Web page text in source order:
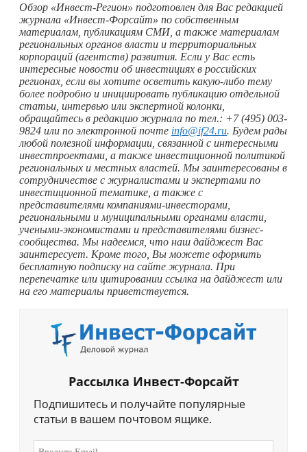
Обзор «Инвест-Регион» подготовлен для Вас редакцией
журнала «Инвест-Форсайт» по собственным
материалам, публикациям СМИ, а также материалам
региональных органов власти и территориальных
корпораций (агентств) развития. Если у Вас есть
интересные новости об инвестициях в российских
регионах, если вы хотите осветить какую-либо тему
более подробно и инициировать публикацию отдельной
статьи, интервью или экспертной колонки,
обращайтесь в редакцию журнала по тел.: +7 (495) 003-
9824 или по электронной почте info@if24.ru. Будем рады
любой полезной информации, связанной с интересными
инвестпроектами, а также инвестиционной политикой
региональных и местных властей. Мы заинтересованы в
сотрудничестве с журналистами и экспертами по
инвестиционной тематике, а также с
представителями компаниями-инвесторами,
региональными и муниципальными органами власти,
учеными-экономистами и представителями бизнес-
сообщества. Мы надеемся, что наш дайджест Вас
заинтересует. Кроме того, Вы можете оформить
бесплатную подписку на сайте журнала. При
перепечатке или цитировании ссылка на дайджест или
на его материалы приветствуется.
Рассылка Инвест-Форсайт
Подпишитесь и получайте популярные
статьи в вашем почтовом ящике.